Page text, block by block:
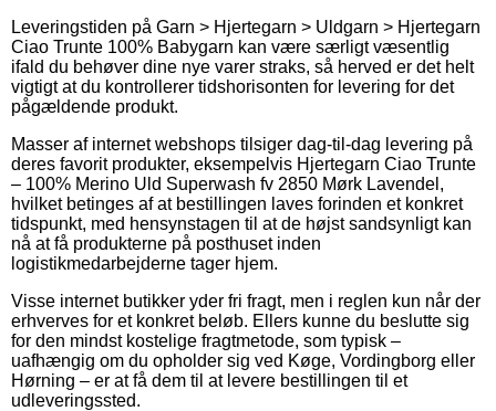
Leveringstiden på Garn > Hjertegarn > Uldgarn > Hjertegarn
Ciao Trunte 100% Babygarn kan være særligt væsentlig
ifald du behøver dine nye varer straks, så herved er det helt
vigtigt at du kontrollerer tidshorisonten for levering for det
pågældende produkt.
Masser af internet webshops tilsiger dag-til-dag levering på
deres favorit produkter, eksempelvis Hjertegarn Ciao Trunte
– 100% Merino Uld Superwash fv 2850 Mørk Lavendel,
hvilket betinges af at bestillingen laves forinden et konkret
tidspunkt, med hensynstagen til at de højst sandsynligt kan
nå at få produkterne på posthuset inden
logistikmedarbejderne tager hjem.
Visse internet butikker yder fri fragt, men i reglen kun når der
erhverves for et konkret beløb. Ellers kunne du beslutte sig
for den mindst kostelige fragtmetode, som typisk –
uafhængig om du opholder sig ved Køge, Vordingborg eller
Hørning – er at få dem til at levere bestillingen til et
udleveringssted.